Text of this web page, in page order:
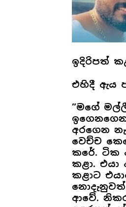
ඉදිරිපත්
එහිදී ඇය
”මගේ
අරගෙන
වෙච්ච
කරේ. ටික
කළා.
කළාට
ආවේ.